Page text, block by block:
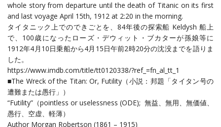
whole story from departure until the death of Titanic on its first
and last voyage April 15th, 1912 at 2:20 in the morning.
タイタニック上でのできごとを、84年後の探索船 Keldysh 船上
で、100歳になったローズ・デウィット・ブカターが孫娘等に
1912年4月10日乗船から4月15日午前2時20分の沈没までを語りま
した。
https://www.imdb.com/title/tt0120338/?ref_=fn_al_tt_1
■The Wreck of the Titan: Or, Futility（小説：邦題「タイタン号の
遭難または愚行」）
“Futility”（pointless or uselessness (ODE); 無益、無用、無価値、
愚行、空虚、軽薄）
Author Morgan Robertson (1861 – 1915)